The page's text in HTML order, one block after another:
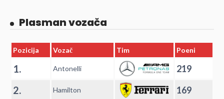
Plasman vozača
Pozicija Vozač Tim Poeni
1. Antonelli 219
2. Hamilton 169